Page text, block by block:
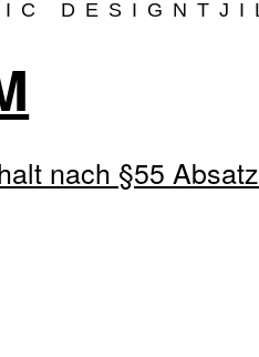
DESIGN
nach §55